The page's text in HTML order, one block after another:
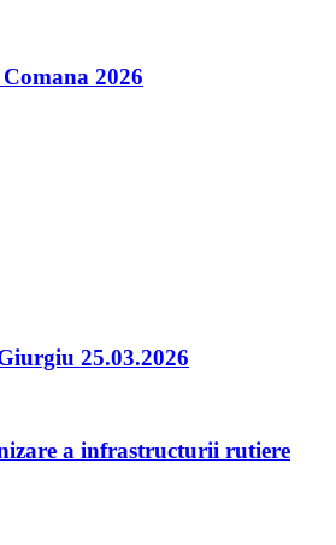
2026
25.03.2026
a infrastructurii rutiere